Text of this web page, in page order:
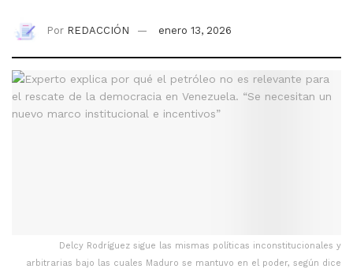
Por REDACCIÓN enero 13, 2026
Delcy Rodríguez sigue las mismas políticas inconstitucionales y
arbitrarias bajo las cuales Maduro se mantuvo en el poder, según dice